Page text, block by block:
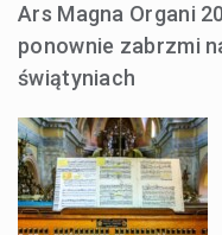
Ars Magna Organi
ponownie zabrzmi
świątyniach